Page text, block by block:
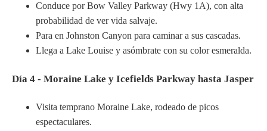
Conduce por Bow Valley Parkway (Hwy 1A), con alta
probabilidad de ver vida salvaje.
Para en Johnston Canyon para caminar a sus cascadas.
Llega a Lake Louise y asómbrate con su color esmeralda.
Día 4 - Moraine Lake y Icefields Parkway hasta Jasper
Visita temprano Moraine Lake, rodeado de picos
espectaculares.